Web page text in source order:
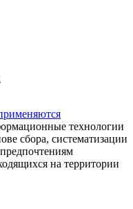
технологии
сбора, систематизации
на территории